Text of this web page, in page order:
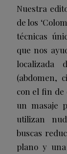
Nuestra
de los
técnicas
que nos
(abdomen,
con el fin de
un masaje
utilizan
buscas
plano y